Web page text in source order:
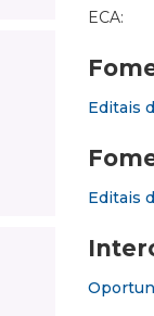
ECA:
Editais
Editais